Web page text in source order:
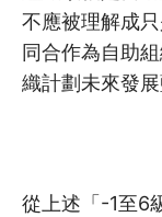
不應被理解成
同合作為自助
織計劃未來發展
從上述「-1至6